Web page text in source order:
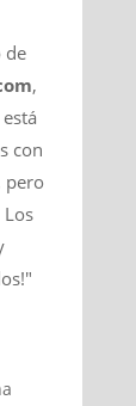
de
,
con
pero